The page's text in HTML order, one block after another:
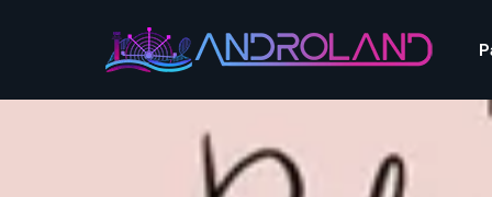
AnimaParc
Cobac Parc
Denain Evasion
Aquascope au Futuroscope
O’Gliss Park
Bagatelle
O’Gliss Park